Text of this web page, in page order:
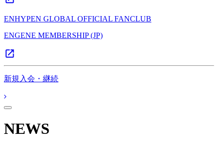
ENHYPEN GLOBAL OFFICIAL FANCLUB
ENGENE MEMBERSHIP (JP)
新規入会・継続
NEWS